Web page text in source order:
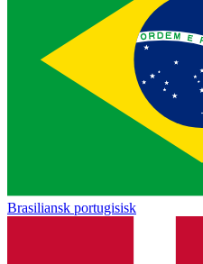
Brasiliansk portugisisk